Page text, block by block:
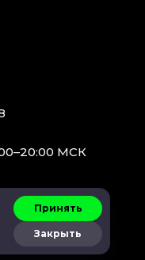
МСК
Принять
Закрыть